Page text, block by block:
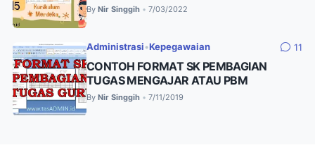
By Nir Singgih • 7/03/2022
Administrasi •Kepegawaian 11
CONTOH FORMAT SK PEMBAGIAN
TUGAS MENGAJAR ATAU PBM
By Nir Singgih • 7/11/2019